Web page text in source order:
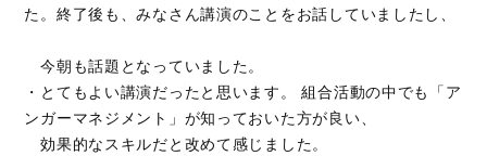
た。終了後も、みなさん講演のことをお話していましたし、
今朝も話題となっていました。
・とてもよい講演だったと思います。 組合活動の中でも「ア
ンガーマネジメント」が知っておいた方が良い、
効果的なスキルだと改めて感じました。